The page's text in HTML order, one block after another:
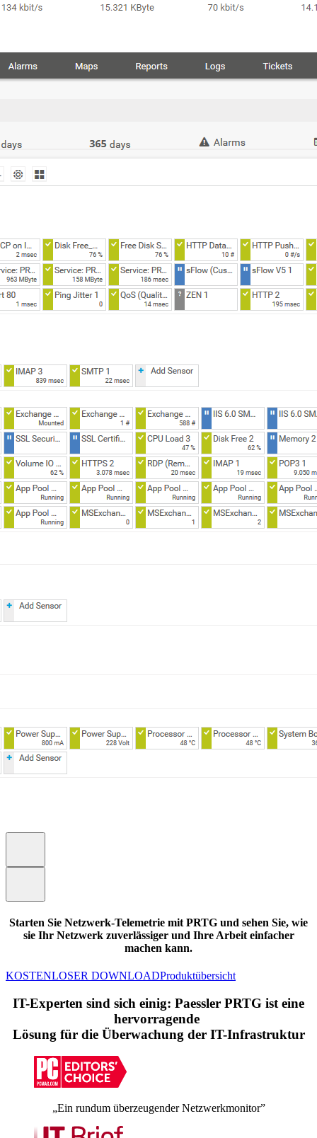
Starten Sie Netzwerk-Telemetrie mit PRTG und sehen Sie, wie
sie Ihr Netzwerk zuverlässiger und Ihre Arbeit einfacher
machen kann.
KOSTENLOSER DOWNLOADProduktübersicht
IT-Experten sind sich einig: Paessler PRTG ist eine
hervorragende
Lösung für die Überwachung der IT-Infrastruktur
„Ein rundum überzeugender Netzwerkmonitor”